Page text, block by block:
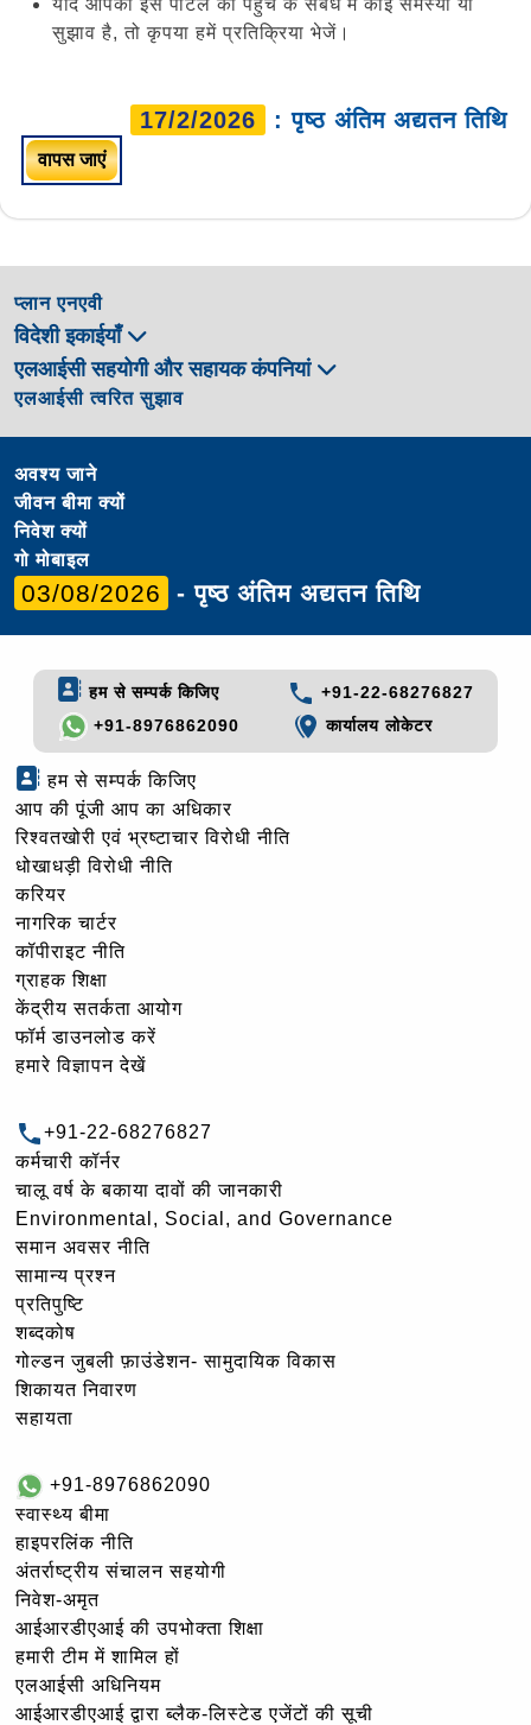
यदि आपको इस पोर्टल की पहुंच के संबंध में कोई समस्या या
सुझाव है, तो कृपया हमें प्रतिक्रिया भेजें।
17/2/2026 : पृष्ठ अंतिम अद्यतन तिथि
वापस जाएं
प्लान एनएवी
विदेशी इकाईयाँ
एलआईसी सहयोगी और सहायक कंपनियां
एलआईसी त्वरित सुझाव
अवश्य जाने
जीवन बीमा क्यों
निवेश क्यों
गो मोबाइल
03/08/2026 - पृष्ठ अंतिम अद्यतन तिथि
हम से सम्पर्क किजिए
+91-22-68276827
+91-8976862090
कार्यालय लोकेटर
हम से सम्पर्क किजिए
आप की पूंजी आप का अधिकार
रिश्वतखोरी एवं भ्रष्टाचार विरोधी नीति
धोखाधड़ी विरोधी नीति
करियर
नागरिक चार्टर
कॉपीराइट नीति
ग्राहक शिक्षा
केंद्रीय सतर्कता आयोग
फॉर्म डाउनलोड करें
हमारे विज्ञापन देखें
+91-22-68276827
कर्मचारी कॉर्नर
चालू वर्ष के बकाया दावों की जानकारी
Environmental, Social, and Governance
समान अवसर नीति
सामान्य प्रश्न
प्रतिपुष्टि
शब्दकोष
गोल्‍डन जुबली फ़ाउंडेशन- सामुदायिक विकास
शिकायत निवारण
सहायता
+91-8976862090
स्वास्थ्य बीमा
हाइपरलिंक नीति
अंतर्राष्ट्रीय संचालन सहयोगी
निवेश-अमृत
आईआरडीएआई की उपभोक्ता शिक्षा
हमारी टीम में शामिल हों
एलआईसी अधिनियम
आईआरडीएआई द्वारा ब्लैक-लिस्टेड एजेंटों की सूची